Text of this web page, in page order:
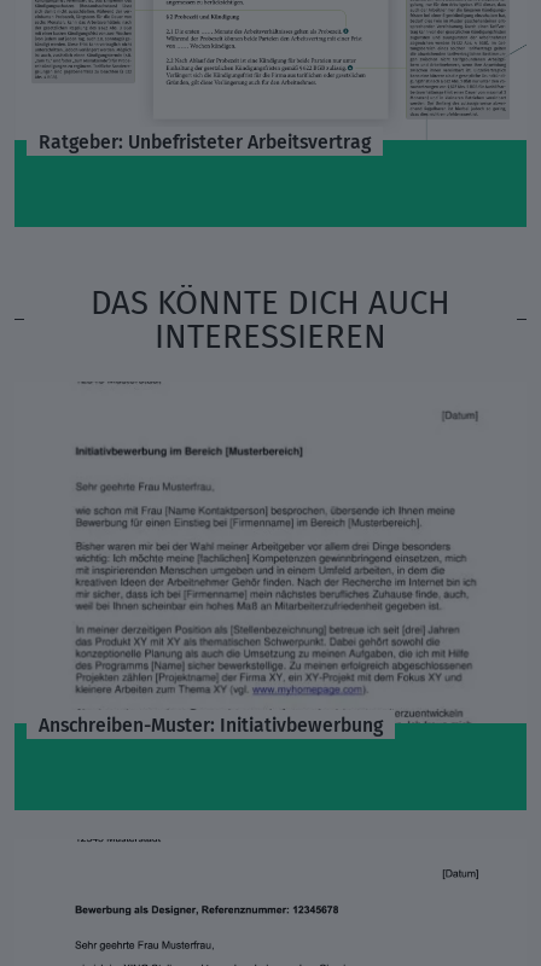
Ratgeber: Unbefristeter Arbeitsvertrag
DAS KÖNNTE DICH AUCH
INTERESSIEREN
Anschreiben-Muster: Initiativbewerbung